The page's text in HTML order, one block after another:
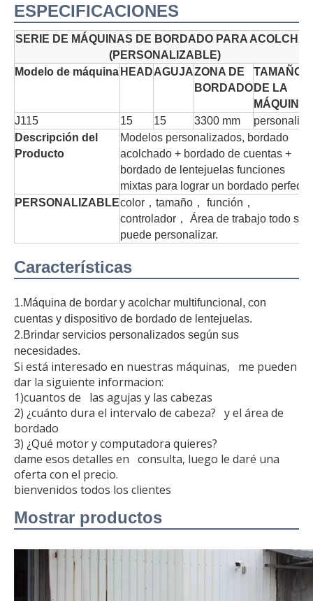
ESPECIFICACIONES
SERIE DE MÁQUINAS DE BORDADO PARA
(PERSONALIZABLE)
Modelo de máquina HEADAGUJAZONA DE
BORDADO
TAMAÑO
DE LA
MÁQUINA
J115
15 15 3300 mm
Descripción del
Producto
Modelos personalizados, bordado
acolchado + bordado de cuentas +
bordado de lentejuelas funciones
mixtas para lograr un bordado perfecto
PERSONALIZABLEcolor ， tamaño ， función ，
controlador ， Área de trabajo todo se
puede personalizar.
Características
1.Máquina de bordar y acolchar multifuncional, con
cuentas y dispositivo de bordado de lentejuelas.
2.Brindar servicios personalizados según sus
necesidades.
Si está interesado en nuestras máquinas, me pueden
dar la siguiente informacion:
1)cuantos de las agujas y las cabezas
2) ¿cuánto dura el intervalo de cabeza? y el área de
bordado
3) ¿Qué motor y computadora quieres?
dame esos detalles en consulta, luego le daré una
oferta con el precio.
bienvenidos todos los clientes
Mostrar productos